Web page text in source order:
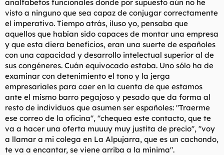
analfabetos funcionales donde por supuesto aún no he
visto a ninguno que sea capaz de conjugar correctamente
el imperativo. Tiempo atrás, iluso yo, pensaba que
aquellos que habían sido capaces de montar una empresa
y que esta diera beneficios, eran una suerte de españoles
con una capacidad y desarrollo intelectual superior al de
sus congéneres. Cuán equivocado estaba. Uno sólo ha de
examinar con detenimiento el tono y la jerga
empresariales para caer en la cuenta de que estamos
ante el mismo barro pegajoso y pesado que da forma al
resto de individuos que asumen ser españoles: "Traerme
ese correo de la oficina", "chequea este contacto, que te
va a hacer una oferta muuuy muy justita de precio", "voy
a llamar a mi colega en La Alpujarra, que es un cachondo,
te va a encantar, se viene arriba a la mínima".